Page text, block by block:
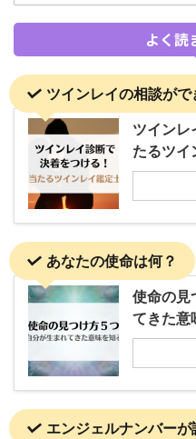
よく読
ツインレイの相談がで
ツインレ
たるツイ
あなたの使命は何？
使命の見
てきた意
エンジェルナンバー